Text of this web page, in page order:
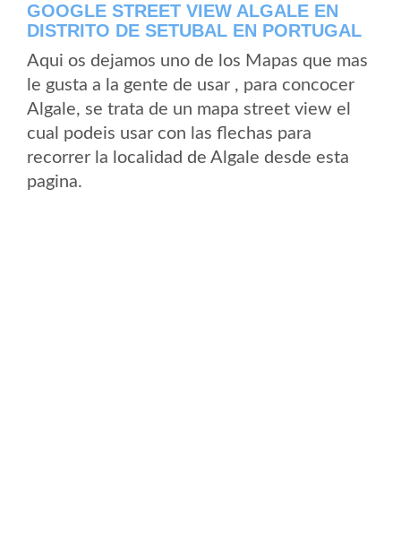
GOOGLE STREET VIEW ALGALE EN
DISTRITO DE SETUBAL EN PORTUGAL
Aqui os dejamos uno de los Mapas que mas
le gusta a la gente de usar , para concocer
Algale, se trata de un mapa street view el
cual podeis usar con las flechas para
recorrer la localidad de Algale desde esta
pagina.